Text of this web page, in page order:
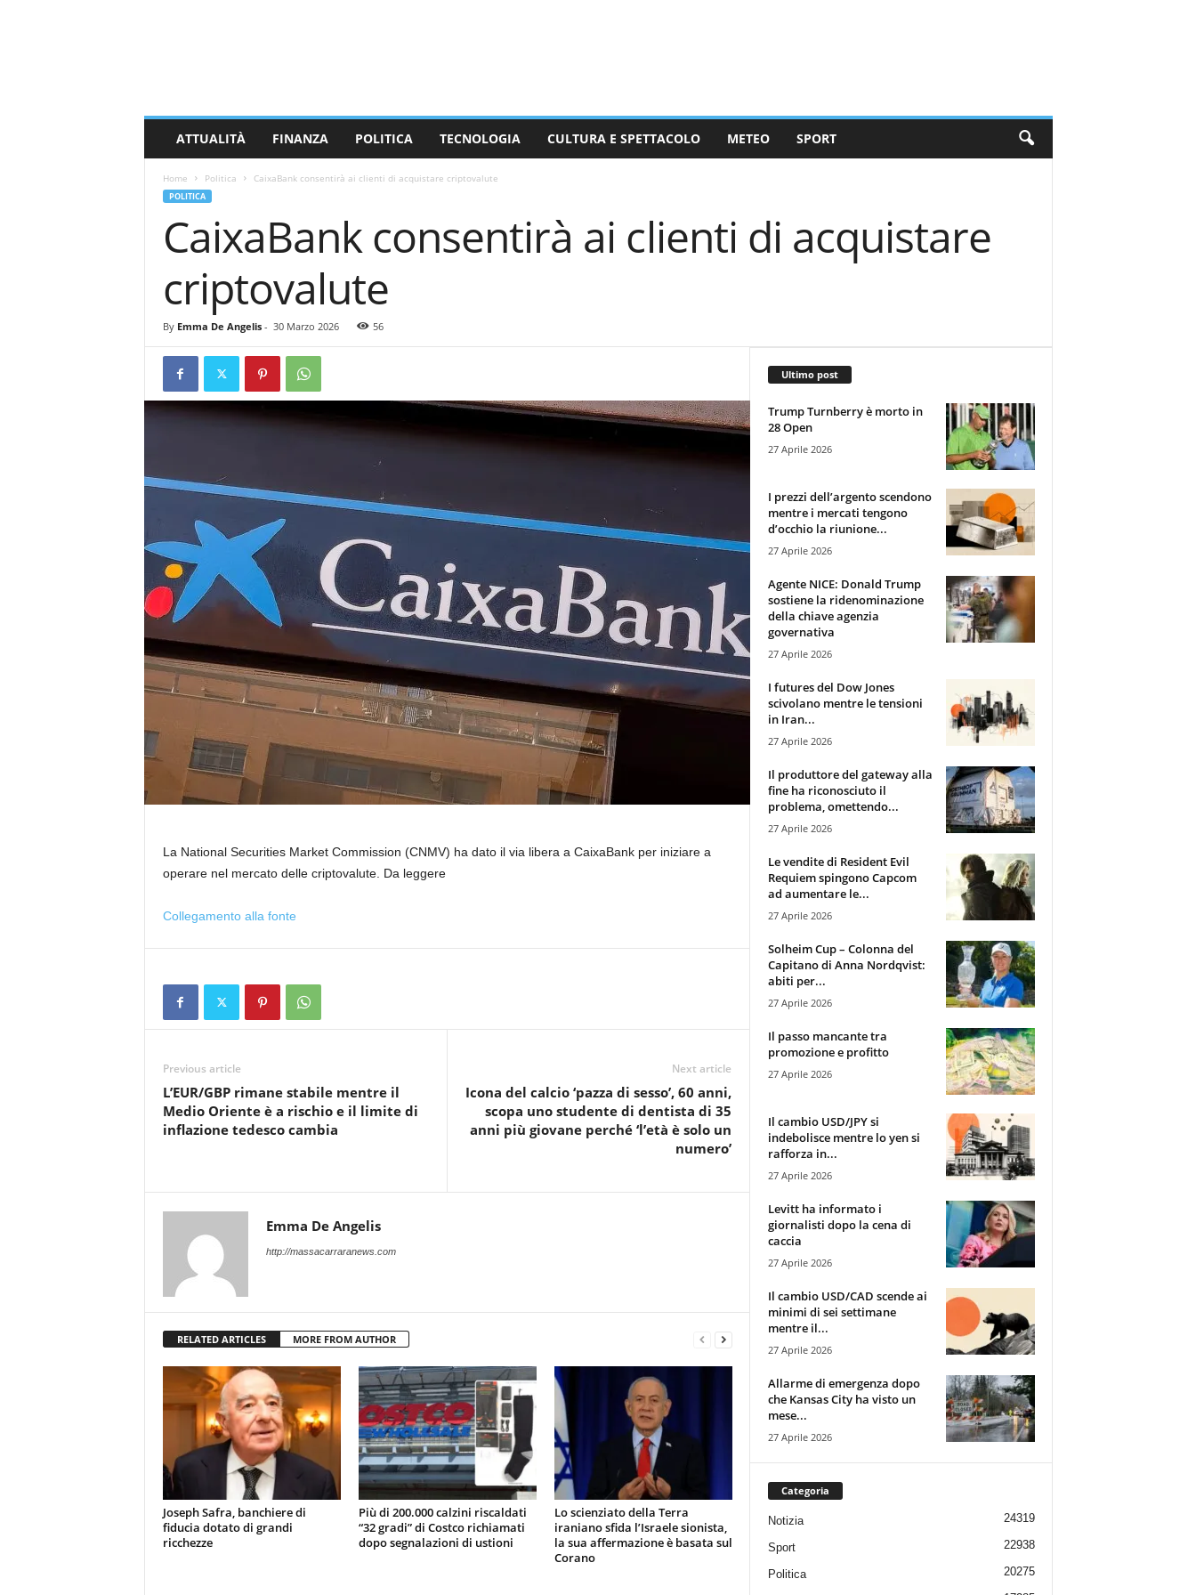
ATTUALITÀ FINANZA POLITICA TECNOLOGIA CULTURA E SPETTACOLO METEO SPORT
Home Politica CaixaBank consentirà ai clienti di acquistare criptovalute
POLITICA
CaixaBank consentirà ai clienti di acquistare
criptovalute
By Emma De Angelis- 30 Marzo 2026 56
La National Securities Market Commission (CNMV) ha dato il via libera a CaixaBank per iniziare a
operare nel mercato delle criptovalute. Da leggere
Collegamento alla fonte
Previous article
L’EUR/GBP rimane stabile mentre il
Medio Oriente è a rischio e il limite di
inflazione tedesco cambia
Next article
Icona del calcio ‘pazza di sesso’, 60 anni,
scopa uno studente di dentista di 35
anni più giovane perché ‘l’età è solo un
numero’
Emma De Angelis
http://massacarraranews.com
RELATED ARTICLES MORE FROM AUTHOR
Joseph Safra, banchiere di
fiducia dotato di grandi
ricchezze
Più di 200.000 calzini riscaldati
“32 gradi” di Costco richiamati
dopo segnalazioni di ustioni
Lo scienziato della Terra
iraniano sfida l’Israele sionista,
la sua affermazione è basata sul
Corano
Ultimo post
Trump Turnberry è morto in
28 Open
27 Aprile 2026
I prezzi dell’argento scendono
mentre i mercati tengono
d’occhio la riunione...
27 Aprile 2026
Agente NICE: Donald Trump
sostiene la ridenominazione
della chiave agenzia
governativa
27 Aprile 2026
I futures del Dow Jones
scivolano mentre le tensioni
in Iran...
27 Aprile 2026
Il produttore del gateway alla
fine ha riconosciuto il
problema, omettendo...
27 Aprile 2026
Le vendite di Resident Evil
Requiem spingono Capcom
ad aumentare le...
27 Aprile 2026
Solheim Cup – Colonna del
Capitano di Anna Nordqvist:
abiti per...
27 Aprile 2026
Il passo mancante tra
promozione e profitto
27 Aprile 2026
Il cambio USD/JPY si
indebolisce mentre lo yen si
rafforza in...
27 Aprile 2026
Levitt ha informato i
giornalisti dopo la cena di
caccia
27 Aprile 2026
Il cambio USD/CAD scende ai
minimi di sei settimane
mentre il...
27 Aprile 2026
Allarme di emergenza dopo
che Kansas City ha visto un
mese...
27 Aprile 2026
Categoria
Notizia 24319
Sport 22938
Politica 20275